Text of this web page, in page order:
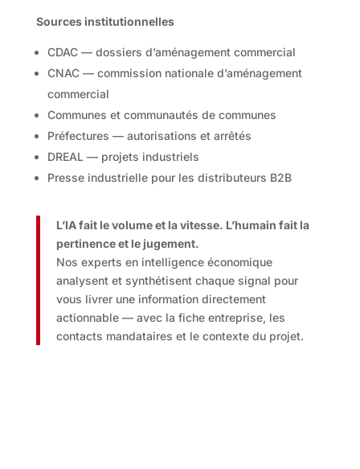
Sources institutionnelles
CDAC — dossiers d’aménagement commercial
CNAC — commission nationale d’aménagement
commercial
Communes et communautés de communes
Préfectures — autorisations et arrêtés
DREAL — projets industriels
Presse industrielle pour les distributeurs B2B
L’IA fait le volume et la vitesse. L’humain fait la
pertinence et le jugement.
Nos experts en intelligence économique
analysent et synthétisent chaque signal pour
vous livrer une information directement
actionnable — avec la fiche entreprise, les
contacts mandataires et le contexte du projet.